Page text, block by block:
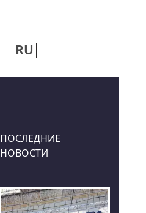
RU
ПОСЛЕДНИЕ
НОВОСТИ